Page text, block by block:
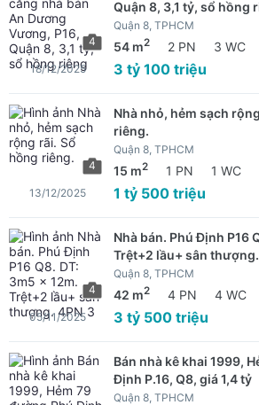
4
Quận 8, 3,1 tỷ, sổ hồng
Quận 8, TPHCM
54 m2 2 PN 3 WC
3 tỷ 100 triệu
18/12/2025
4
Nhà nhỏ, hẻm sạch
riêng.
Quận 8, TPHCM
15 m2 1 PN 1 WC
1 tỷ 500 triệu
13/12/2025
4
Nhà bán. Phú Định P16
Trệt+2 lầu+ sân
Quận 8, TPHCM
42 m2 4 PN 4 WC
3 tỷ 500 triệu
05/11/2025
Bán nhà kê khai 1999,
Định P.16, Q8, giá 1,4 tỷ
Quận 8, TPHCM